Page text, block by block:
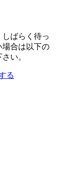
ばらく待っ
場合は以下の
い。
る